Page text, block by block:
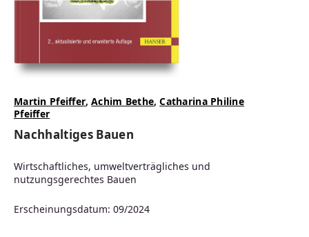
Martin Pfeiffer,Achim Bethe,Catharina Philine
Pfeiffer
Nachhaltiges Bauen
Wirtschaftliches, umweltverträgliches und
nutzungsgerechtes Bauen
Erscheinungsdatum: 09/2024